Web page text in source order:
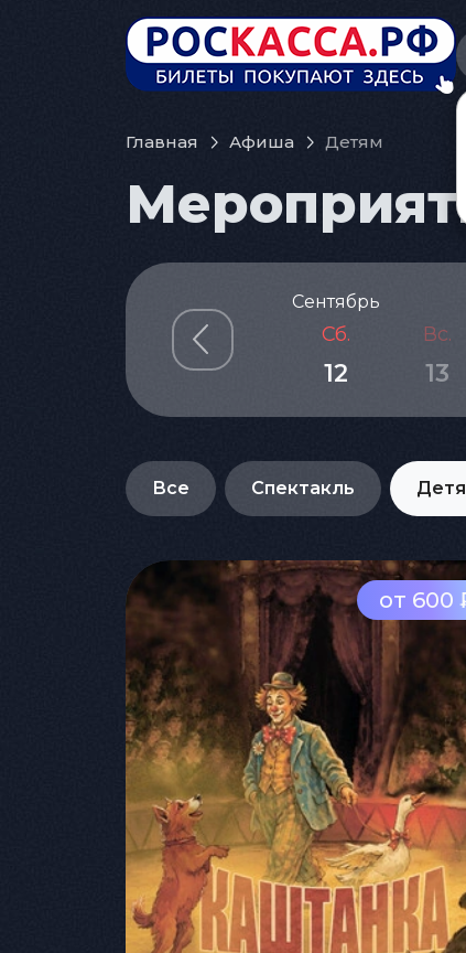
Главная Афиша Детям
Сентябрь
Сб.
12
Вс.
13
Все Спектакль
от 600